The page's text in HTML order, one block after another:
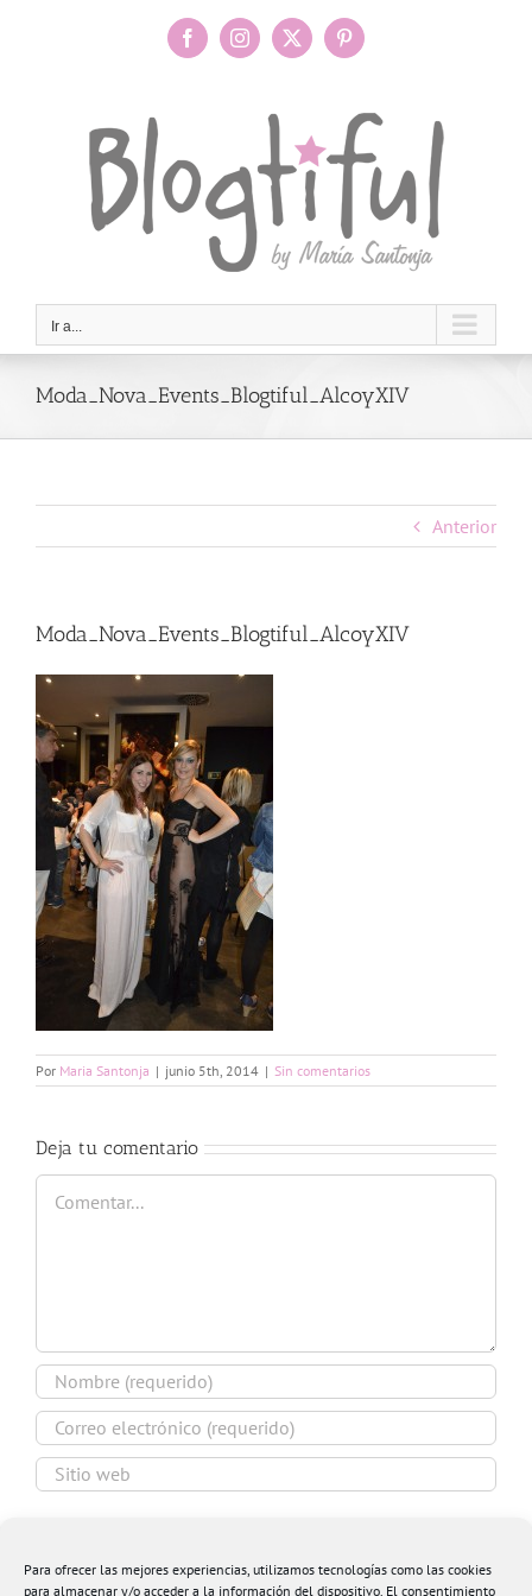
Para ofrecer las mejores experiencias, utilizamos tecnologías como las cookies
para almacenar y/o acceder a la información del dispositivo. El consentimiento
FacebookInstagram
X Pinterest
Ir a...
Moda_Nova_Events_Blogtiful_AlcoyXIV
Anterior
Moda_Nova_Events_Blogtiful_AlcoyXIV
Por Maria Santonja | junio 5th, 2014 | Sin comentarios
Deja tu comentario
Comentar
navegador para la próxima vez que comente.